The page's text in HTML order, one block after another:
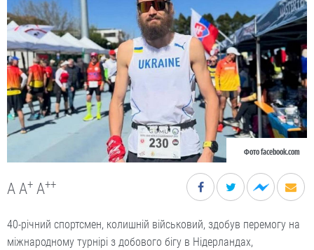
Фото facebook.com
A A+ A++
40-річний спортсмен, колишній військовий, здобув перемогу на
міжнародному турнірі з добового бігу в Нідерландах,